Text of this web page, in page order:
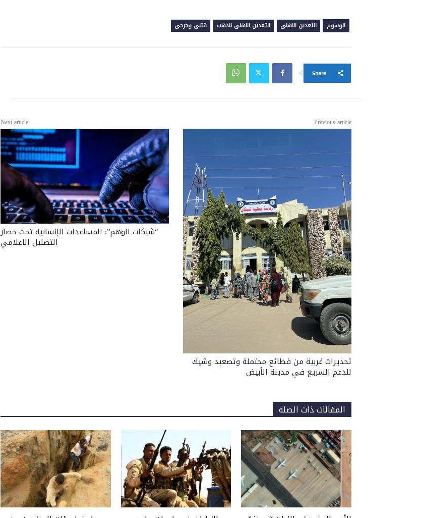
الوسوم التعدين الاهلى التعدين الاهلى للذهب قتلى وجرحى
Share
Previous article
تحذيرات غربية من فظائع محتملة وتصعيد وشيك
للدعم السريع في مدينة الأبيض
Next article
“شبكات الوهم”: المساعدات الإنسانية تحت حصار
التضليل الاعلامي
المقالات ذات الصلة